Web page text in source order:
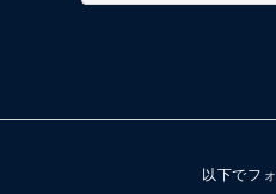
以下でフ